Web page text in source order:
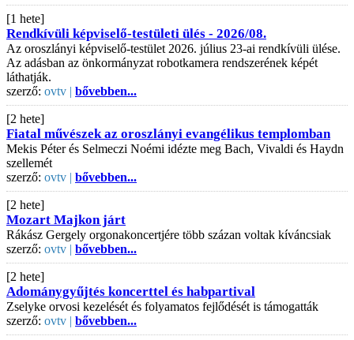
[1 hete]
Rendkívüli képviselő-testületi ülés - 2026/08.
Az oroszlányi képviselő-testület 2026. július 23-ai rendkívüli ülése.
Az adásban az önkormányzat robotkamera rendszerének képét
láthatják.
szerző: ovtv | bővebben...
[2 hete]
Fiatal művészek az oroszlányi evangélikus templomban
Mekis Péter és Selmeczi Noémi idézte meg Bach, Vivaldi és Haydn
szellemét
szerző: ovtv | bővebben...
[2 hete]
Mozart Majkon járt
Rákász Gergely orgonakoncertjére több százan voltak kíváncsiak
szerző: ovtv | bővebben...
[2 hete]
Adománygyűjtés koncerttel és habpartival
Zselyke orvosi kezelését és folyamatos fejlődését is támogatták
szerző: ovtv | bővebben...